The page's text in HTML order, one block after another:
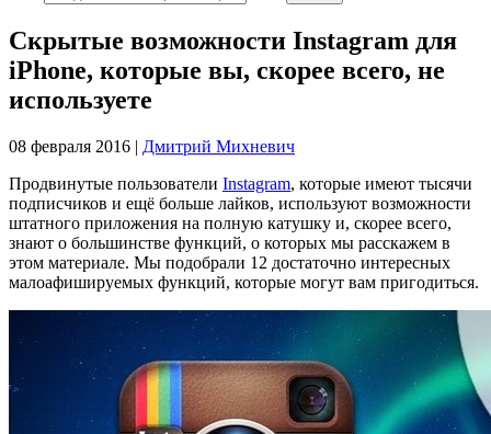
Скрытые возможности Instagram для
iPhone, которые вы, скорее всего, не
используете
08 февраля 2016 | Дмитрий Михневич
Продвинутые пользователи Instagram, которые имеют тысячи
подписчиков и ещё больше лайков, используют возможности
штатного приложения на полную катушку и, скорее всего,
знают о большинстве функций, о которых мы расскажем в
этом материале. Мы подобрали 12 достаточно интересных
малоафишируемых функций, которые могут вам пригодиться.